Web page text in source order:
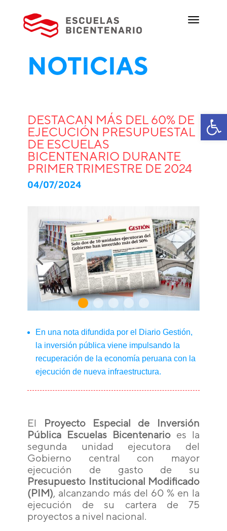
NOTICIAS
DESTACAN MÁS DEL 60% DE
EJECUCIÓN PRESUPUESTAL
DE ESCUELAS
BICENTENARIO DURANTE
PRIMER TRIMESTRE DE 2024
04/07/2024
En una nota difundida por el Diario Gestión,
la inversión pública viene impulsando la
recuperación de la economía peruana con la
ejecución de nueva infraestructura.
El Proyecto Especial de Inversión
Pública Escuelas Bicentenario es la
segunda unidad ejecutora del
Gobierno central con mayor
ejecución de gasto de su
Presupuesto Institucional Modificado
(PIM), alcanzando más del 60 % en la
ejecución de su cartera de 75
proyectos a nivel nacional.